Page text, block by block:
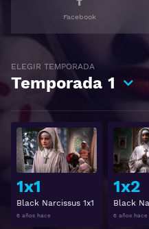
Facebook
ELEGIR TEMPORADA
Temporada 1
1x1
Black Narcissus 1x1
6 años hace
Ver
1x2
Black
6 años hace